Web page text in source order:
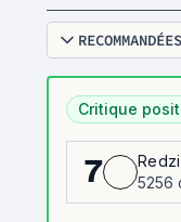
RECOMMANDÉES
Critique
7
5256